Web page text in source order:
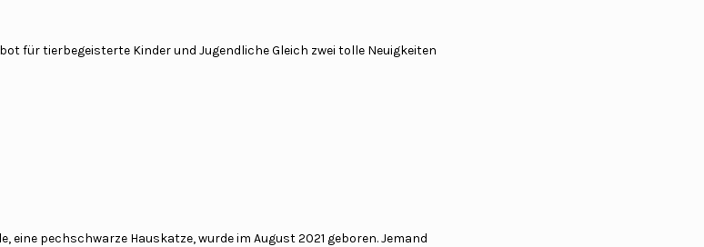
für tierbegeisterte Kinder und Jugendliche Gleich zwei tolle Neuigkeiten
eine pechschwarze Hauskatze, wurde im August 2021 geboren. Jemand